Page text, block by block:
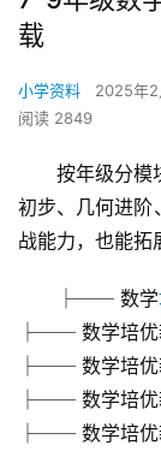
首
页
载
小学资料 2025年2
阅读 2849
按年级分模
初步、几何进阶
战能力，也能拓
├── 数学
├── 数学培优
├── 数学培优
├── 数学培优
├── 数学培优